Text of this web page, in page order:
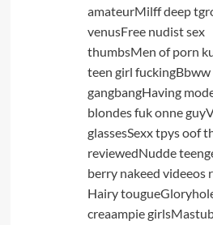
amateurMilff deep
venusFree nudist sex
thumbsMen of porn
teen girl fuckingBbww
gangbangHaving
blondes fuk onne
glassesSexx tpys oof
reviewedNudde
berry nakeed videeos
Hairy
creaampie